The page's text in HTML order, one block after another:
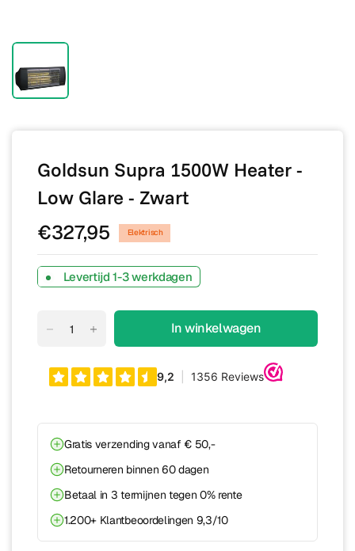
Goldsun Supra 1500W Heater -
Low Glare - Zwart
€327,95 Elektrisch
Levertijd 1-3 werkdagen
In winkelwagen
Gratis verzending vanaf € 50,-
Retourneren binnen 60 dagen
Betaal in 3 termijnen tegen 0% rente
1.200+ Klantbeoordelingen 9,3/10